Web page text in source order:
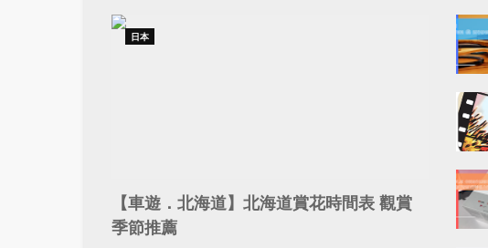
日本
【車遊．北海道】北海道賞花時間表 觀賞
季節推薦